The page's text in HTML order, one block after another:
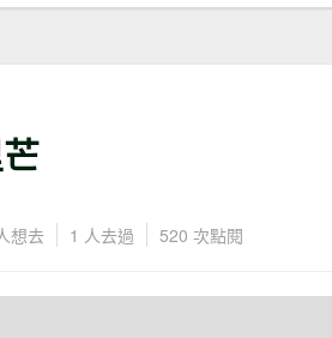
想去 1 人去過 520 次點閱